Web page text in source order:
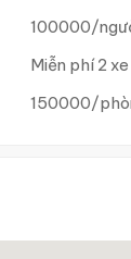
100000/
Miễn phí 2 xe
150000/